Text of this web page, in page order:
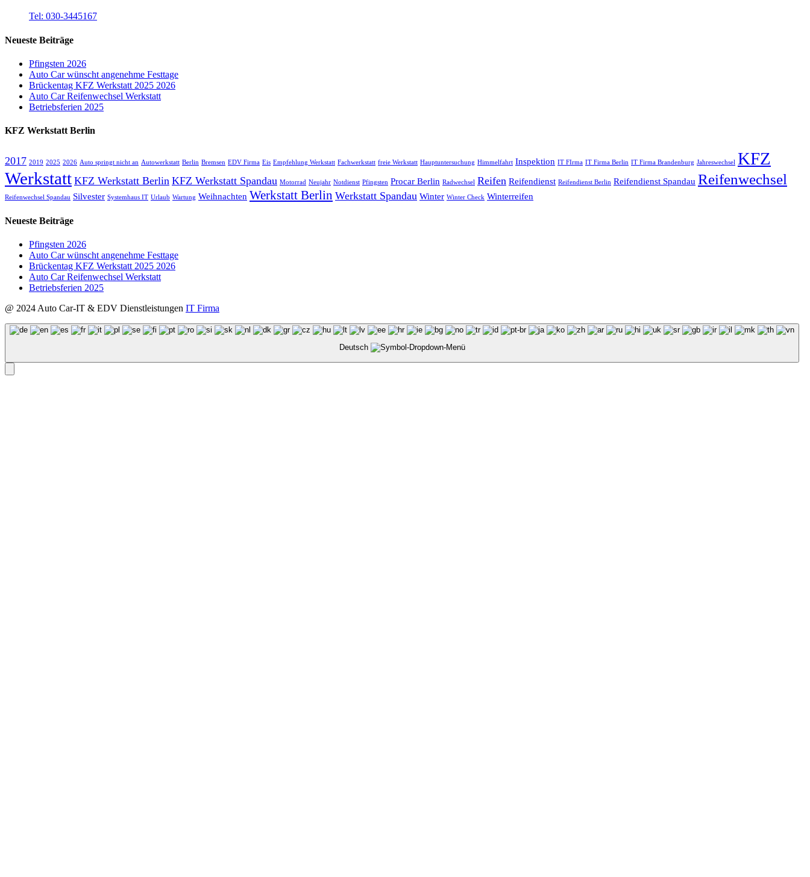
Tel: 030-3445167
Neueste Beiträge
Pfingsten 2026
Auto Car wünscht angenehme Festtage
Brückentag KFZ Werkstatt 2025 2026
Auto Car Reifenwechsel Werkstatt
Betriebsferien 2025
KFZ Werkstatt Berlin
2017 2019 2025 2026 Auto springt nicht an Autowerkstatt Berlin Bremsen EDV Firma Eis Empfehlung Werkstatt Fachwerkstatt freie Werkstatt Hauptuntersuchung Himmelfahrt Inspektion IT FIrma IT Firma Berlin IT Firma Brandenburg Jahreswechsel KFZ
Werkstatt KFZ Werkstatt Berlin KFZ Werkstatt Spandau Motorrad Neujahr Notdienst Pfingsten Procar Berlin Radwechsel Reifen Reifendienst Reifendienst Berlin Reifendienst Spandau Reifenwechsel
Reifenwechsel Spandau Silvester Systemhaus IT Urlaub Wartung Weihnachten Werkstatt Berlin Werkstatt Spandau Winter Winter Check Winterreifen
Neueste Beiträge
Pfingsten 2026
Auto Car wünscht angenehme Festtage
Brückentag KFZ Werkstatt 2025 2026
Auto Car Reifenwechsel Werkstatt
Betriebsferien 2025
@ 2024 Auto Car-IT & EDV Dienstleistungen IT Firma
Deutsch